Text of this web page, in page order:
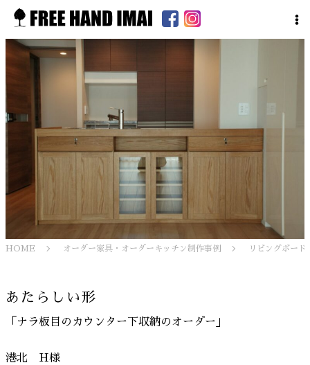
HOME オーダー家具・オーダーキッチン制作事例 リビングボー
あたらしい形
「ナラ板目のカウンター下収納のオーダー」
港北 H様